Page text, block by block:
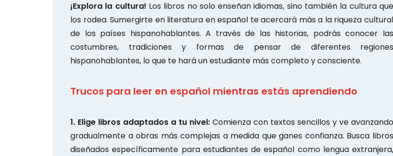
¡Explora la cultura! Los libros no solo enseñan idiomas, sino también la cultura que
los rodea. Sumergirte en literatura en español te acercará más a la riqueza cultural
de los países hispanohablantes. A través de las historias, podrás conocer las
costumbres, tradiciones y formas de pensar de diferentes regiones
hispanohablantes, lo que te hará un estudiante más completo y consciente.
Trucos para leer en español mientras estás aprendiendo
1. Elige libros adaptados a tu nivel: Comienza con textos sencillos y ve avanzando
gradualmente a obras más complejas a medida que ganes confianza. Busca libros
diseñados específicamente para estudiantes de español como lengua extranjera,